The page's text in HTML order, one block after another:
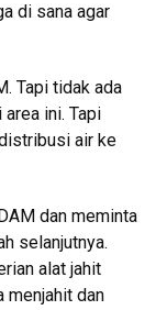
di sana agar
Tapi tidak ada
ini. Tapi
air ke
dan meminta
selanjutnya.
alat jahit
menjahit dan